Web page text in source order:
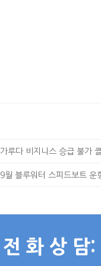
가루다 비지니스 승급 불가
9월 블루워터 스피드보트 운
전 화 상